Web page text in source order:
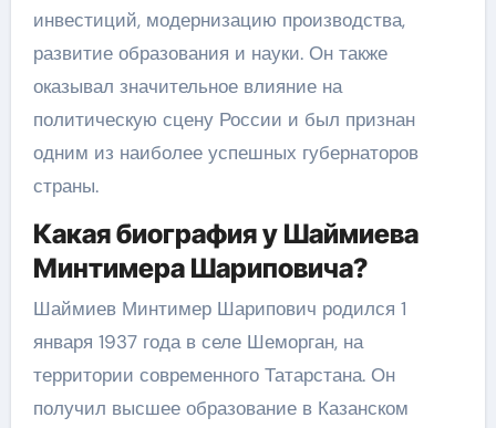
инвестиций, модернизацию производства,
развитие образования и науки. Он также
оказывал значительное влияние на
политическую сцену России и был признан
одним из наиболее успешных губернаторов
страны.
Какая биография у Шаймиева
Минтимера Шариповича?
Шаймиев Минтимер Шарипович родился 1
января 1937 года в селе Шеморган, на
территории современного Татарстана. Он
получил высшее образование в Казанском